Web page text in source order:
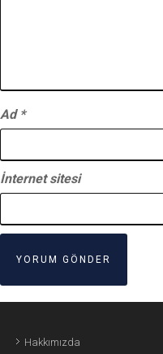
Ad *
İnternet sitesi
Hakkımızda